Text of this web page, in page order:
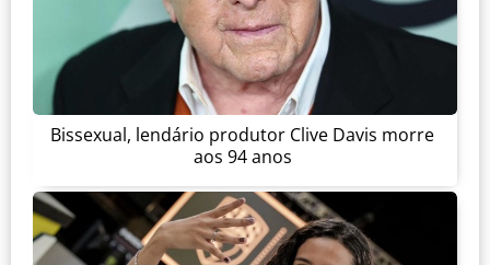
Bissexual, lendário produtor Clive Davis morre
aos 94 anos